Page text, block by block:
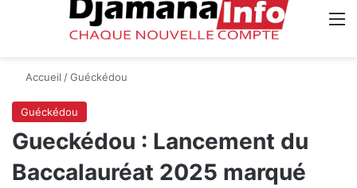
Rechercher
Accueil /Guéckédou
Guéckédou
Gueckédou : Lancement du
Baccalauréat 2025 marqué